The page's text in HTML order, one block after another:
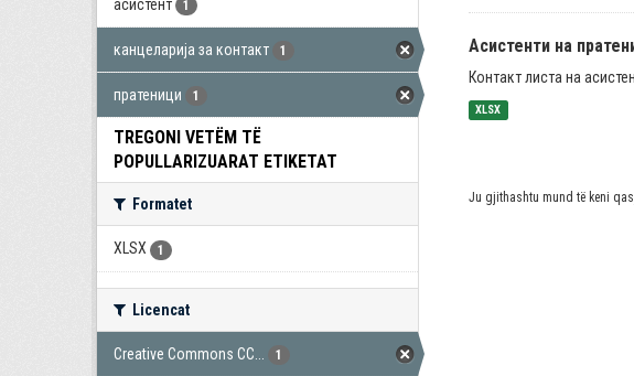
асистент 1
канцеларија за контакт 1
пратеници 1
TREGONI VETËM TË
POPULLARIZUARAT ETIKETAT
Formatet
XLSX 1
Licencat
Creative Commons CC... 1
Асистенти на
Контакт листа на
XLSX
Ju gjithashtu mund të keni